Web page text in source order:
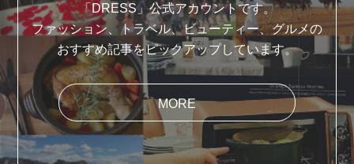
「DRESS」公式アカウントです。
ファッション、トラベル、ビューティー、グルメの
おすすめ記事をピックアップしています。
MORE